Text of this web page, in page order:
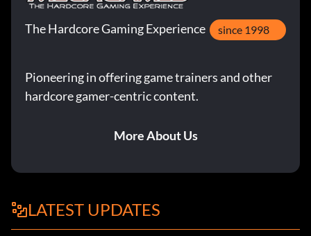
The Hardcore Gaming Experience since 1998
Pioneering in offering game trainers and other
hardcore gamer-centric content.
More About Us
LATEST UPDATES